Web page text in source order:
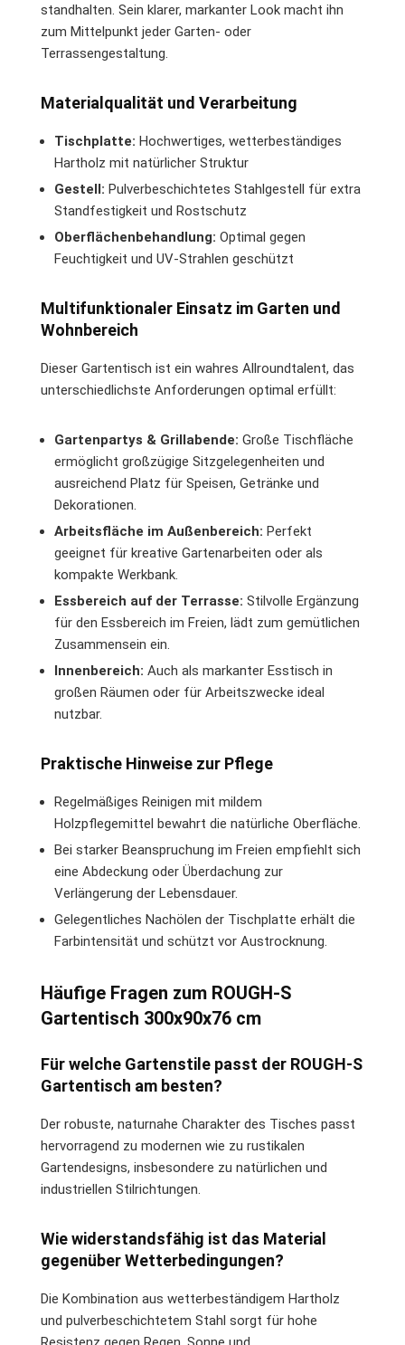
standhalten. Sein klarer, markanter Look macht ihn
zum Mittelpunkt jeder Garten- oder
Terrassengestaltung.
Materialqualität und Verarbeitung
Tischplatte: Hochwertiges, wetterbeständiges
Hartholz mit natürlicher Struktur
Gestell: Pulverbeschichtetes Stahlgestell für extra
Standfestigkeit und Rostschutz
Oberflächenbehandlung: Optimal gegen
Feuchtigkeit und UV-Strahlen geschützt
Multifunktionaler Einsatz im Garten und
Wohnbereich
Dieser Gartentisch ist ein wahres Allroundtalent, das
unterschiedlichste Anforderungen optimal erfüllt:
Gartenpartys & Grillabende: Große Tischfläche
ermöglicht großzügige Sitzgelegenheiten und
ausreichend Platz für Speisen, Getränke und
Dekorationen.
Arbeitsfläche im Außenbereich: Perfekt
geeignet für kreative Gartenarbeiten oder als
kompakte Werkbank.
Essbereich auf der Terrasse: Stilvolle Ergänzung
für den Essbereich im Freien, lädt zum gemütlichen
Zusammensein ein.
Innenbereich: Auch als markanter Esstisch in
großen Räumen oder für Arbeitszwecke ideal
nutzbar.
Praktische Hinweise zur Pflege
Regelmäßiges Reinigen mit mildem
Holzpflegemittel bewahrt die natürliche Oberfläche.
Bei starker Beanspruchung im Freien empfiehlt sich
eine Abdeckung oder Überdachung zur
Verlängerung der Lebensdauer.
Gelegentliches Nachölen der Tischplatte erhält die
Farbintensität und schützt vor Austrocknung.
Häufige Fragen zum ROUGH-S
Gartentisch 300x90x76 cm
Für welche Gartenstile passt der ROUGH-S
Gartentisch am besten?
Der robuste, naturnahe Charakter des Tisches passt
hervorragend zu modernen wie zu rustikalen
Gartendesigns, insbesondere zu natürlichen und
industriellen Stilrichtungen.
Wie widerstandsfähig ist das Material
gegenüber Wetterbedingungen?
Die Kombination aus wetterbeständigem Hartholz
und pulverbeschichtetem Stahl sorgt für hohe